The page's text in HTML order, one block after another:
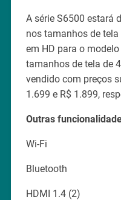
A série S6500 estará
nos tamanhos de tela
em HD para o
tamanhos de tela de
vendido com preços
1.699 e R$ 1.899,
Outras
Wi-Fi
Bluetooth
HDMI 1.4 (2)